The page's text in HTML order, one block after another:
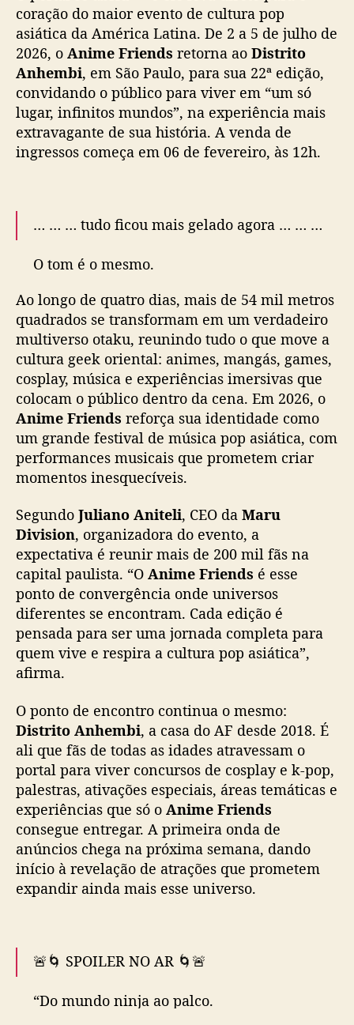
6
n
t
r
e
m
u
,
p
l
a
y
s
s
h
o
w
e
e
n
t
o
p
r
o
t
e
e
x
t
r
a
v
a
â
n
coração do maior evento de cultura pop
asiática da América Latina. De 2 a 5 de julho de
2026, o Anime Friends retorna ao Distrito
Anhembi, em São Paulo, para sua 22ª edição,
convidando o público para viver em “um só
lugar, infinitos mundos”, na experiência mais
extravagante de sua história. A venda de
ingressos começa em 06 de fevereiro, às 12h.
… … … tudo ficou mais gelado agora … … …
O tom é o mesmo.
Uma voz quer atravessar o portal
E invadir outros infinitos mundos.
Sempre deixando sua marca.
E agora…
quem será que está prestes a cruzar esse
portal?
💬 Conta pra gente nos…
— Anime Friends (@animefriends)
29, 2026
Ao longo de quatro dias, mais de 54 mil metros
quadrados se transformam em um verdadeiro
multiverso otaku, reunindo tudo o que move a
cultura geek oriental: animes, mangás, games,
cosplay, música e experiências imersivas que
colocam o público dentro da cena. Em 2026, o
Anime Friends reforça sua identidade como
um grande festival de música pop asiática, com
performances musicais que prometem criar
momentos inesquecíveis.
Segundo Juliano Aniteli, CEO da Maru
Division, organizadora do evento, a
expectativa é reunir mais de 200 mil fãs na
capital paulista. “O Anime Friends é esse
ponto de convergência onde universos
diferentes se encontram. Cada edição é
pensada para ser uma jornada completa para
quem vive e respira a cultura pop asiática”,
afirma.
O ponto de encontro continua o mesmo:
Distrito Anhembi, a casa do AF desde 2018. É
ali que fãs de todas as idades atravessam o
portal para viver concursos de cosplay e k-pop,
palestras, ativações especiais, áreas temáticas e
experiências que só o Anime Friends
consegue entregar. A primeira onda de
anúncios chega na próxima semana, dando
início à revelação de atrações que prometem
expandir ainda mais esse universo.
🚨🌀 SPOILER NO AR 🌀🚨
“Do mundo ninja ao palco.